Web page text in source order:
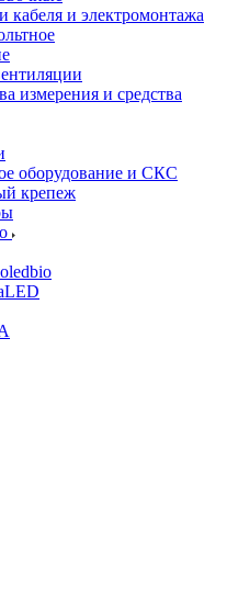
кабеля и электромонтажа
измерения и средства
оборудование и СКС
крепеж